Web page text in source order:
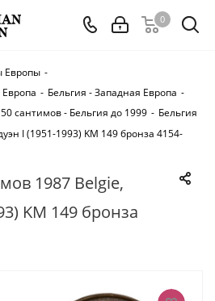
0
Европы -
- Бельгия - Западная Европа -
50 сантимов - Бельгия до 1999 - Бельгия
I (1951-1993) KM 149 бронза 4154-
1987 Belgie,
KM 149 бронза